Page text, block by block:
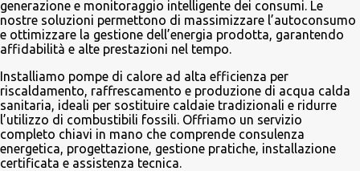
generazione e monitoraggio intelligente dei consumi. Le
nostre soluzioni permettono di massimizzare l’autoconsumo
e ottimizzare la gestione dell’energia prodotta, garantendo
affidabilità e alte prestazioni nel tempo.
Installiamo pompe di calore ad alta efficienza per
riscaldamento, raffrescamento e produzione di acqua calda
sanitaria, ideali per sostituire caldaie tradizionali e ridurre
l’utilizzo di combustibili fossili. Offriamo un servizio
completo chiavi in mano che comprende consulenza
energetica, progettazione, gestione pratiche, installazione
certificata e assistenza tecnica.